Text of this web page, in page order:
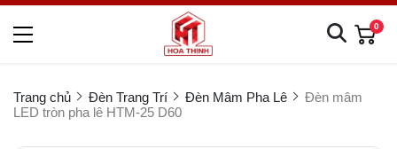
0
Trang chủ Đèn Trang Trí Đèn Mâm Pha Lê
Đèn mâm
LED tròn pha lê HTM-25 D60